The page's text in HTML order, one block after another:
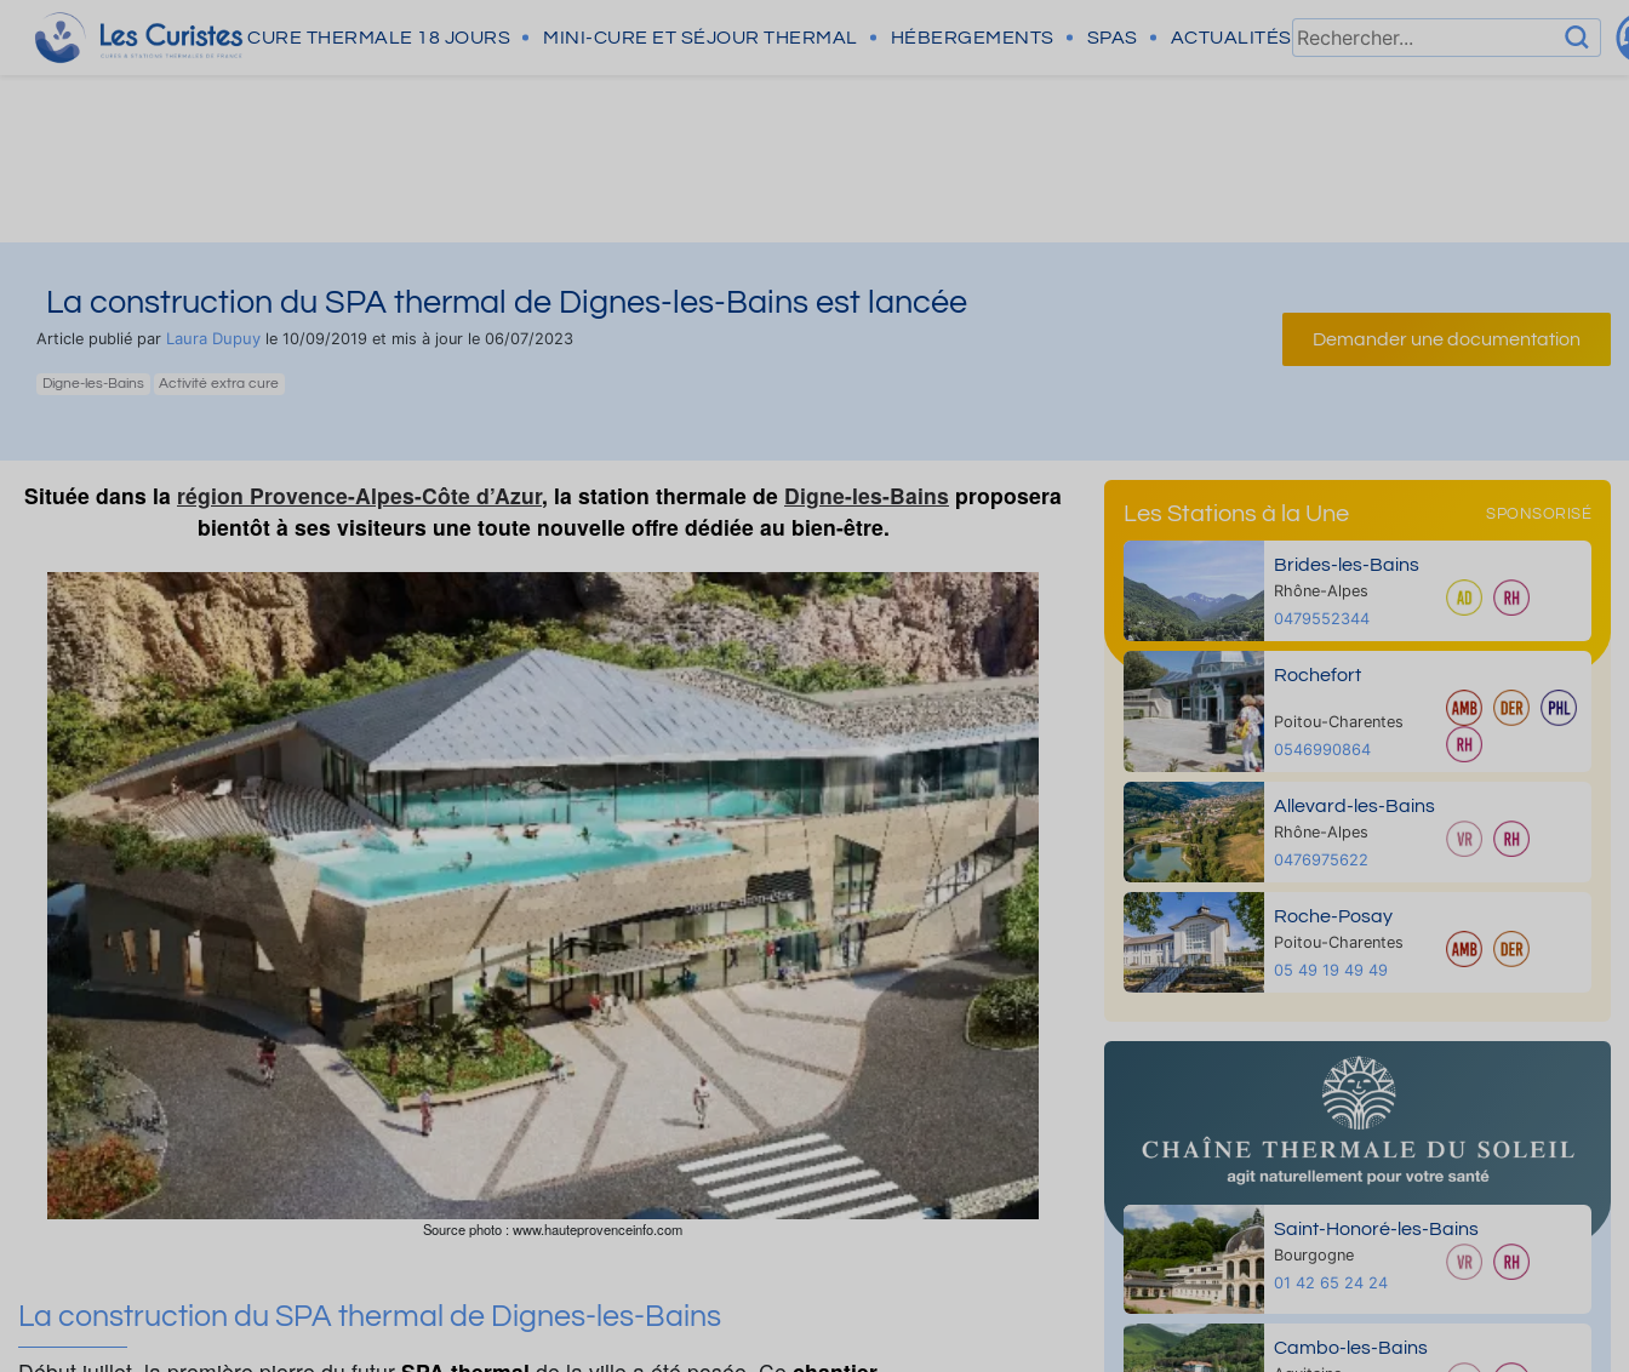
CURE THERMALE 18 JOURS MINI-CURE ET SÉJOUR THERMAL HÉBERGEMENTS SPAS ACTUALITÉS
La construction du SPA thermal de Dignes-les-Bains est lancée
Article publié par Laura Dupuy le 10/09/2019 et mis à jour le 06/07/2023
Digne-les-Bains Activité extra cure
Demander une documentation
Située dans la région Provence-Alpes-Côte d’Azur, la station thermale de Digne-les-Bains proposera
bientôt à ses visiteurs une toute nouvelle offre dédiée au bien-être.
Source photo : www.hauteprovenceinfo.com
La construction du SPA thermal de Dignes-les-Bains
Les Stations à la Une SPONSORISÉ
Brides-les-Bains
Rhône-Alpes
0479552344
Rochefort
Poitou-Charentes
0546990864
Allevard-les-Bains
Rhône-Alpes
0476975622
Roche-Posay
Poitou-Charentes
05 49 19 49 49
Saint-Honoré-les-Bains
Bourgogne
01 42 65 24 24
Cambo-les-Bains